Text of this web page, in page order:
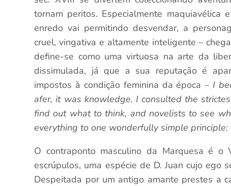
tornam peritos. Especialmente
enredo vai permitindo desvendar, a
cruel, vingativa e altamente inteligente –
define-se como uma virtuosa na arte da
dissimulada, já que a sua reputação é
impostos à condição feminina da época – I
afer, it was knowledge. I consulted the
find out what to think, and novelists to see
everything to one wonderfully simple
O contraponto masculino da Marquesa é o
escrúpulos, uma espécie de D. Juan cujo ego
Despeitada por um antigo amante prestes a